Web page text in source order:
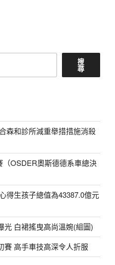
搜
尋
森和診所減重舉措措施消殺
OSDER奧斯德德系車總決
得生孩子總值為43387.0億元
光 白裙搖曳高尚溫婉(組圖)
賽 高手車技高深令人折服